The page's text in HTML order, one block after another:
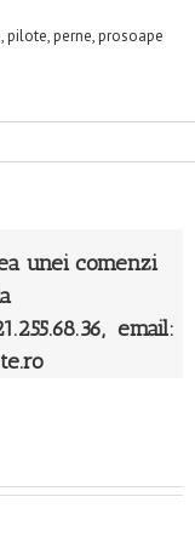
unei comenzi
email: